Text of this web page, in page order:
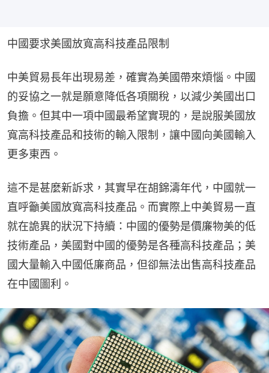
中國要求美國放寬高科技產品限制
中美貿易長年出現易差，確實為美國帶來煩惱。中國
的妥協之一就是願意降低各項關稅，以減少美國出口
負擔。但其中一項中國最希望實現的，是說服美國放
寬高科技產品和技術的輸入限制，讓中國向美國輸入
更多東西。
這不是甚麼新訴求，其實早在胡錦濤年代，中國就一
直呼籲美國放寬高科技產品。而實際上中美貿易一直
就在詭異的狀況下持續：中國的優勢是價廉物美的低
技術產品，美國對中國的優勢是各種高科技產品；美
國大量輸入中國低廉商品，但卻無法出售高科技產品
在中國圖利。